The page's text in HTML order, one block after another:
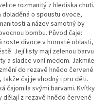
rozmanitý z hlediska chuti.
o spoustu ovoce,
a název samotný by
bombu. Původ čaje:
roste divoce v hornaté oblasti,
Její listy mají zelenou barvu
a sladce voní medem. Jakmile
do rezavě hnědo červené
čaj je vhodný i pro děti.
čajomila svými barvami. Kvítky
z rezavě hnědo červené